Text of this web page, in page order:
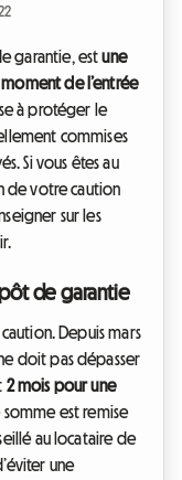
garantie, estune
de l’entrée
à protéger le
commises
Si vous êtes au
de votre caution
sur les
de garantie
Depuis mars
doit pas dépasser
2 mois pour une
somme est remise
au locataire de
une